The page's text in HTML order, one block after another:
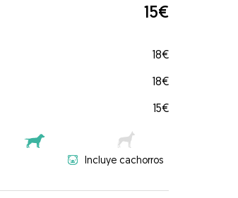
15€
18€
18€
15€
Incluye cachorros